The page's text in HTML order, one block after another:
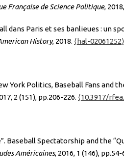
Française de Science Politique,
dans Paris et ses banlieues : un
History, 2018. ⟨hal-02061252⟩
York Politics, Baseball Fans and
2 (151), pp.206-226. ⟨10.3917/
Baseball Spectatorship and the
Américaines, 2016, 1 (146), pp.54-